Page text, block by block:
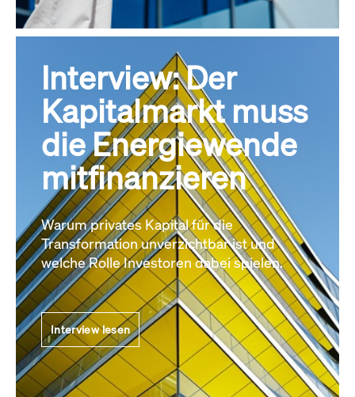
Interview: Der
Kapitalmarkt muss
die Energiewende
mitfinanzieren
Warum privates Kapital für die
Transformation unverzichtbar ist und
welche Rolle Investoren dabei spielen.
Interview lesen